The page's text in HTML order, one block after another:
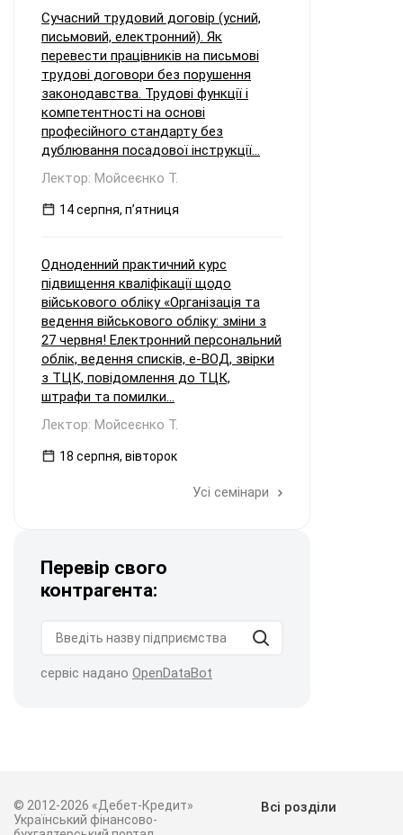
Сучасний трудовий договір (усний,
письмовий, електронний). Як
перевести працівників на письмові
трудові договори без порушення
законодавства. Трудові функції і
компетентності на основі
професійного стандарту без
дублювання посадової інструкції...
Лектор: Мойсеєнко Т.
14 серпня, пʼятниця
Одноденний практичний курс
підвищення кваліфікації щодо
військового обліку «Організація та
ведення військового обліку: зміни з
27 червня! Електронний персональний
облік, ведення списків, е-ВОД, звірки
з ТЦК, повідомлення до ТЦК,
штрафи та помилки...
Лектор: Мойсеєнко Т.
18 серпня, вівторок
Усі семінари
Перевір свого
контрагента:
сервіс надано OpenDataBot
© 2012-2026 «Дебет-Кредит»
Український фінансово-
Всі розділи